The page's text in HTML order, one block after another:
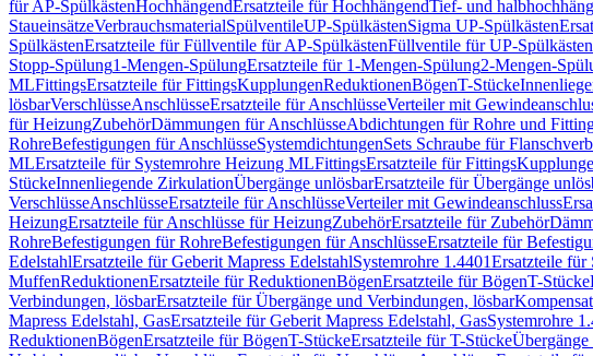
für AP-SpülkästenHochhängendErsatzteile für HochhängendTief- und
StaueinsätzeVerbrauchsmaterialSpülventileUP-SpülkästenSigma UP-Spülkästen
SpülkästenErsatzteile für Füllventile für AP-SpülkästenFüllventile für UP-Spülkästen
Stopp-Spülung1-Mengen-SpülungErsatzteile für 1-Mengen-Spülung2-Mengen-
MLFittingsErsatzteile für FittingsKupplungenReduktionenBögenT-Stücke
lösbarVerschlüsseAnschlüsseErsatzteile für AnschlüsseVerteiler mit
für HeizungZubehörDämmungen für AnschlüsseAbdichtungen für Rohre und
RohreBefestigungen für AnschlüsseSystemdichtungenSets Schraube für
MLErsatzteile für Systemrohre Heizung MLFittingsErsatzteile für Fittings
StückeInnenliegende ZirkulationÜbergänge unlösbarErsatzteile für Übergänge
VerschlüsseAnschlüsseErsatzteile für AnschlüsseVerteiler mit Gewindeanschluss
HeizungErsatzteile für Anschlüsse für HeizungZubehörErsatzteile für Zubehör
RohreBefestigungen für RohreBefestigungen für AnschlüsseErsatzteile für
EdelstahlErsatzteile für Geberit Mapress EdelstahlSystemrohre 1.4401Ersatzteile für
MuffenReduktionenErsatzteile für ReduktionenBögenErsatzteile für BögenT-Stücke
Verbindungen, lösbarErsatzteile für Übergänge und Verbindungen, lösbar
Mapress Edelstahl, GasErsatzteile für Geberit Mapress Edelstahl, GasSystemrohre
ReduktionenBögenErsatzteile für BögenT-StückeErsatzteile für T-StückeÜbergänge